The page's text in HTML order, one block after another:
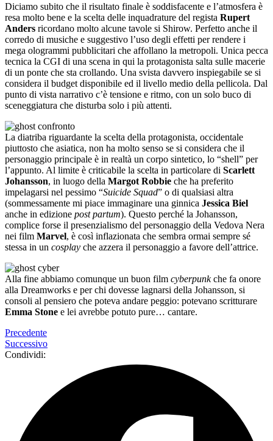
Diciamo subito che il risultato finale è soddisfacente e l’atmosfera è
resa molto bene e la scelta delle inquadrature del regista Rupert
Anders ricordano molto alcune tavole si Shirow. Perfetto anche il
corredo di musiche e suggestivo l’uso degli effetti per rendere i
mega ologrammi pubblicitari che affollano la metropoli. Unica pecca
tecnica la CGI di una scena in qui la protagonista salta sulle macerie
di un ponte che sta crollando. Una svista davvero inspiegabile se si
considera il budget disponibile ed il livello medio della pellicola. Dal
punto di vista narrativo c’è tensione e ritmo, con un solo buco di
sceneggiatura che disturba solo i più attenti.
La diatriba riguardante la scelta della protagonista, occidentale
piuttosto che asiatica, non ha molto senso se si considera che il
personaggio principale è in realtà un corpo sintetico, lo “shell” per
l’appunto. Al limite è criticabile la scelta in particolare di Scarlett
Johansson, in luogo della Margot Robbie che ha preferito
impelagarsi nel pessimo “Suicide Squad” o di qualsiasi altra
(sommessamente mi piace immaginare una ginnica Jessica Biel
anche in edizione post partum). Questo perché la Johansson,
complice forse il presenzialismo del personaggio della Vedova Nera
nei film Marvel, è così inflazionata che sembra ormai sempre sé
stessa in un cosplay che azzera il personaggio a favore dell’attrice.
Alla fine abbiamo comunque un buon film cyberpunkche fa onore
alla Dreamworks e per chi dovesse lagnarsi della Johansson, si
consoli al pensiero che poteva andare peggio: potevano scritturare
Emma Stone e lei avrebbe potuto pure… cantare.
Precedente
Successivo
Condividi: